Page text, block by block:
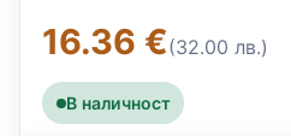
16.36 €(32.00 лв.)
В наличност